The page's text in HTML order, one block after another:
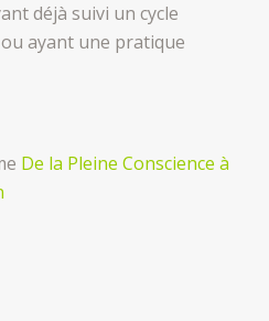
déjà suivi un cycle
ayant une pratique
De la Pleine Conscience à